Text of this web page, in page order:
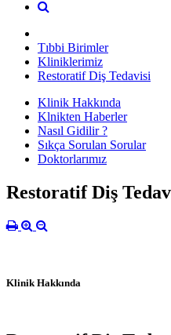
Tıbbi Birimler
Kliniklerimiz
Restoratif Diş Tedavisi
Klinik Hakkında
Klnikten Haberler
Nasıl Gidilir ?
Sıkça Sorulan Sorular
Doktorlarımız
Restoratif Diş
Klinik Hakkında